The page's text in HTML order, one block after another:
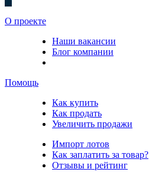
О проекте
Наши вакансии
Блог компании
Помощь
Как купить
Как продать
Увеличить продажи
Импорт лотов
Как заплатить за товар?
Отзывы и рейтинг